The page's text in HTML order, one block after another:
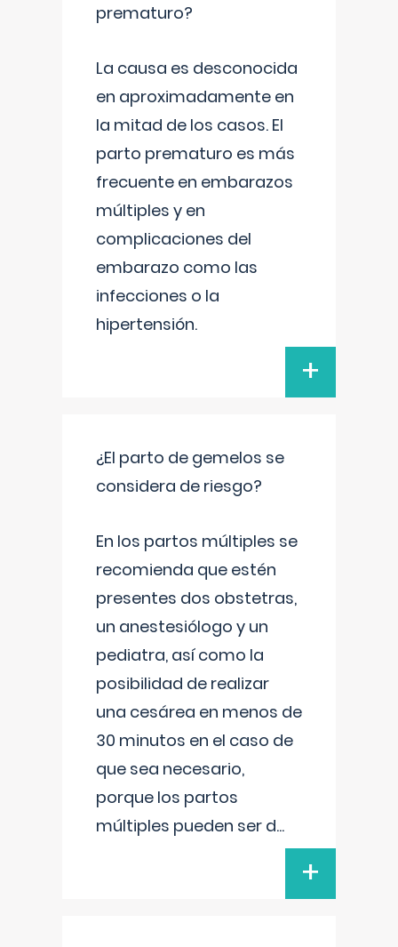
prematuro?
La causa es desconocida
en aproximadamente en
la mitad de los casos. El
parto prematuro es más
frecuente en embarazos
múltiples y en
complicaciones del
embarazo como las
infecciones o la
hipertensión.
+
¿El parto de gemelos se
considera de riesgo?
En los partos múltiples se
recomienda que estén
presentes dos obstetras,
un anestesiólogo y un
pediatra, así como la
posibilidad de realizar
una cesárea en menos de
30 minutos en el caso de
que sea necesario,
porque los partos
múltiples pueden ser d...
+